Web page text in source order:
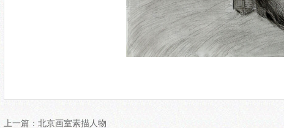
上一篇： 北京画室素描人物